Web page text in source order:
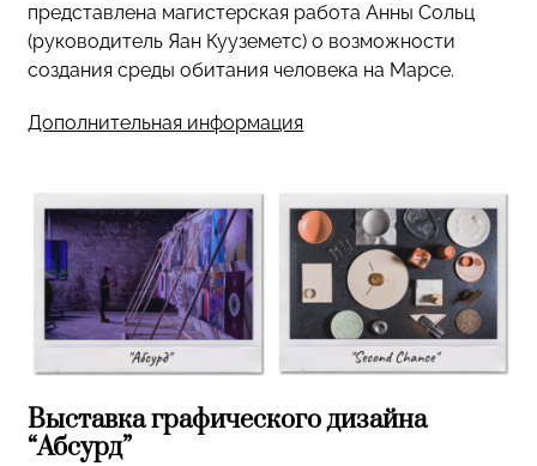
представлена магистерская работа Анны Сольц
(руководитель Яан Кууземетс) о возможности
создания среды обитания человека на Марсе.
Дополнительная информация
Выставка графического дизайна
“Абсурд”